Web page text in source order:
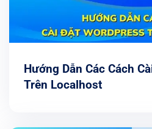
Hướng Dẫn Các Cách
Trên Localhost